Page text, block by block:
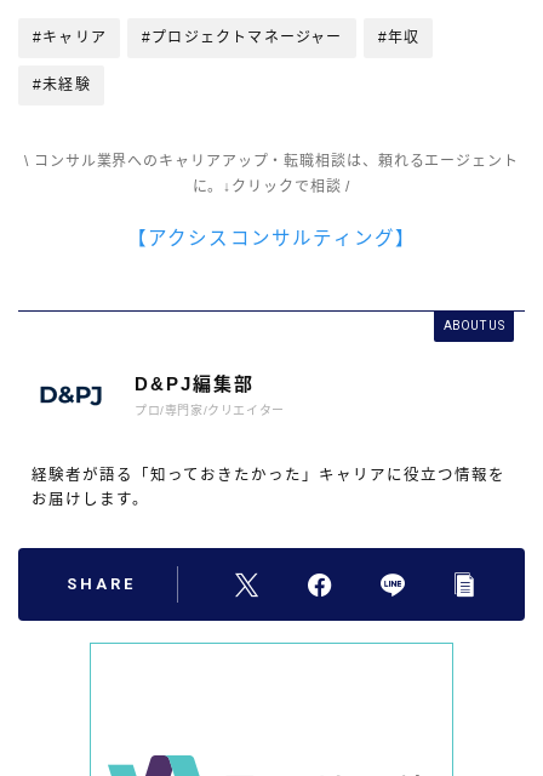
#キャリア #プロジェクトマネージャー #年収
#未経験
\ コンサル業界へのキャリアアップ・転職相談は、頼れるエージェント
に。↓クリックで相談 /
【アクシスコンサルティング】
ABOUT US
D&PJ編集部
プロ/専門家/クリエイター
経験者が語る「知っておきたかった」キャリアに役立つ情報を
お届けします。
SHARE